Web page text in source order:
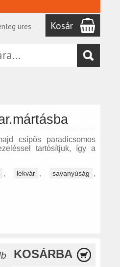
üres
Kosár
csípős paradicsomos
tartósítjuk, így a
lekvár savanyúság
KOSÁRBA